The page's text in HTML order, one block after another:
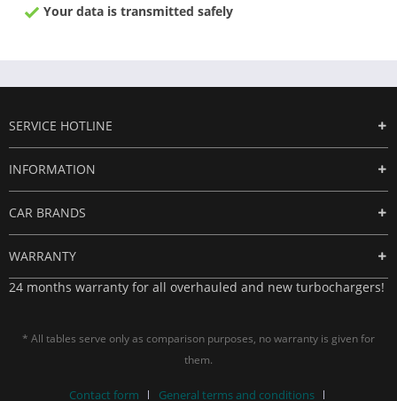
Your data is transmitted safely
SERVICE HOTLINE
INFORMATION
CAR BRANDS
WARRANTY
24 months warranty for all overhauled and new turbochargers!
* All tables serve only as comparison purposes, no warranty is given for
them.
Contact form General terms and conditions